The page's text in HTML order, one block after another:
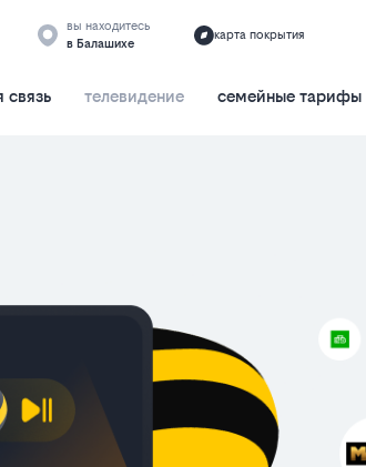
вы находитесь
в Балашихе
карта покрытия
связь телевидение семейные тарифы